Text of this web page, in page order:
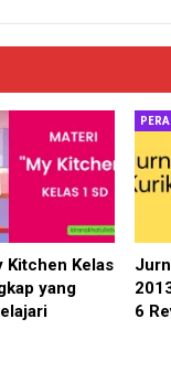
Kitchen Kelas
yang
6